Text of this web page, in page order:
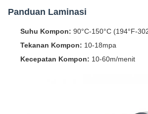
Panduan Laminasi
Suhu Kompon: 90°C-150°C (194°F-
Tekanan Kompon: 10-18mpa
Kecepatan Kompon: 10-60m/menit